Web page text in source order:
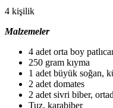
4 kişilik
Malzemeler
4 adet orta boy
250 gram kıyma
1 adet büyük soğan,
2 adet domates
2 adet sivri biber,
Tuz, karabiber